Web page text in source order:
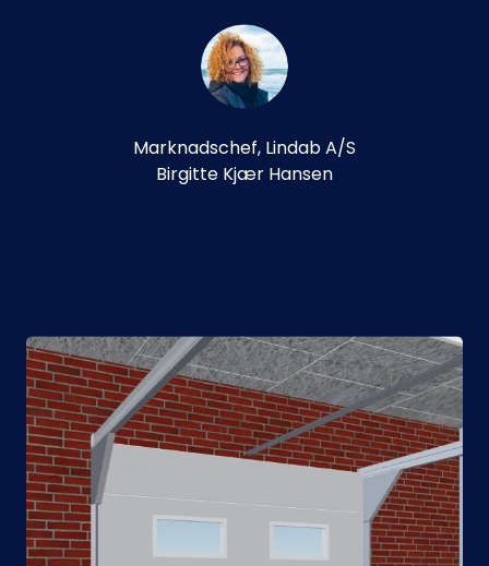
Marknadschef, Lindab A/S
Birgitte Kjær Hansen